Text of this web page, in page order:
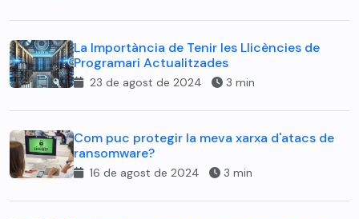
La Importància de Tenir les Llicències de
Programari Actualitzades
23 de agost de 2024 3 min
Com puc protegir la meva xarxa d'atacs de
ransomware?
16 de agost de 2024 3 min